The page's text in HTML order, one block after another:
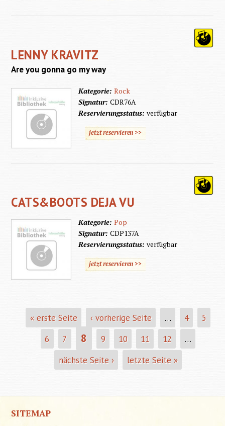
LENNY KRAVITZ
Are you gonna go my way
Kategorie:Rock
Signatur:CDR76A
Reservierungsstatus:verfügbar
jetzt reservieren >>
CATS&BOOTS DEJA VU
Kategorie:Pop
Signatur:CDP137A
Reservierungsstatus:verfügbar
jetzt reservieren >>
SEITEN« erste Seite ‹ vorherige Seite … 4
5
6
7 8 9 10 11 12
…
nächste Seite ›
letzte Seite »
SITEMAP